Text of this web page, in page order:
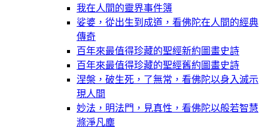
我在人間的靈界事件簿
娑婆，從出生到成道，看佛陀在人間的經典
傳奇
百年來最值得珍藏的聖經新約圖畫史詩
百年來最值得珍藏的聖經舊約圖畫史詩
涅槃，破生死，了無常，看佛陀以身入滅示
現人間
妙法，明法門，見真性，看佛陀以般若智慧
滌淨凡塵